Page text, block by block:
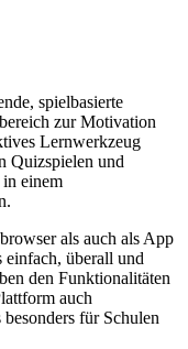
spielbasierte
zur Motivation
Lernwerkzeug
Quizspielen und
einem
als auch als App
überall und
den Funktionalitäten
auch
für Schulen